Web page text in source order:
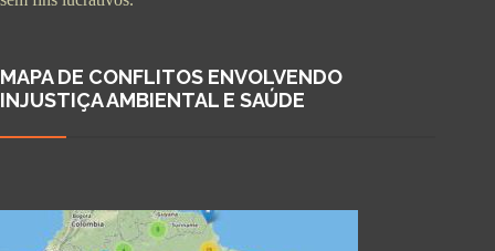
MAPA DE CONFLITOS ENVOLVENDO
INJUSTIÇA AMBIENTAL E SAÚDE